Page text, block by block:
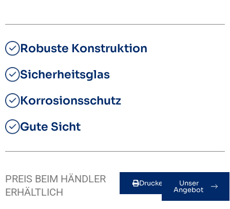
Robuste Konstruktion
Sicherheitsglas
Korrosionsschutz
Gute Sicht
PREIS BEIM HÄNDLER
ERHÄLTLICH
Drucken Unser
Angebot